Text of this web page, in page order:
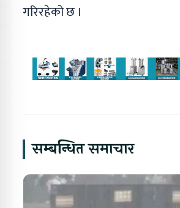
गरिरहेको छ ।
सम्बन्धित समाचार